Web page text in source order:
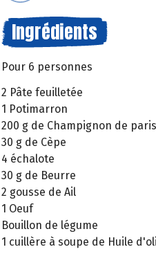
Ingrédients
Pour 6 personnes
2 Pâte feuilletée
1 Potimarron
200 g de Champignon de paris
30 g de Cèpe
4 échalote
30 g de Beurre
2 gousse de Ail
1 Oeuf
Bouillon de légume
1 cuillère à soupe de Huile